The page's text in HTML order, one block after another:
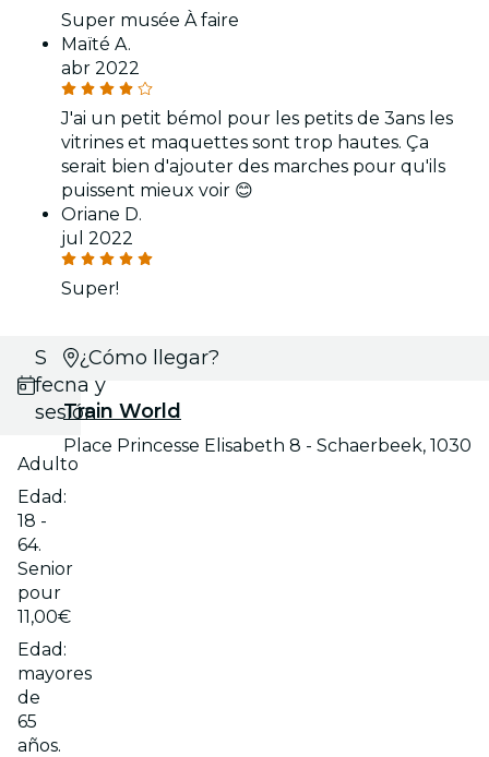
Super musée À faire
Maïté A.
abr 2022
J'ai un petit bémol pour les petits de 3ans les
vitrines et maquettes sont trop hautes. Ça
serait bien d'ajouter des marches pour qu'ils
puissent mieux voir 😊
Oriane D.
jul 2022
Super!
Selecciona
fecha y
sesión
Adulto
Edad:
18 -
64.
Senior
pour
11,00€
Edad:
mayores
de
65
años.
¿Cómo llegar?
Train World
Place Princesse Elisabeth 8 - Schaerbeek, 1030